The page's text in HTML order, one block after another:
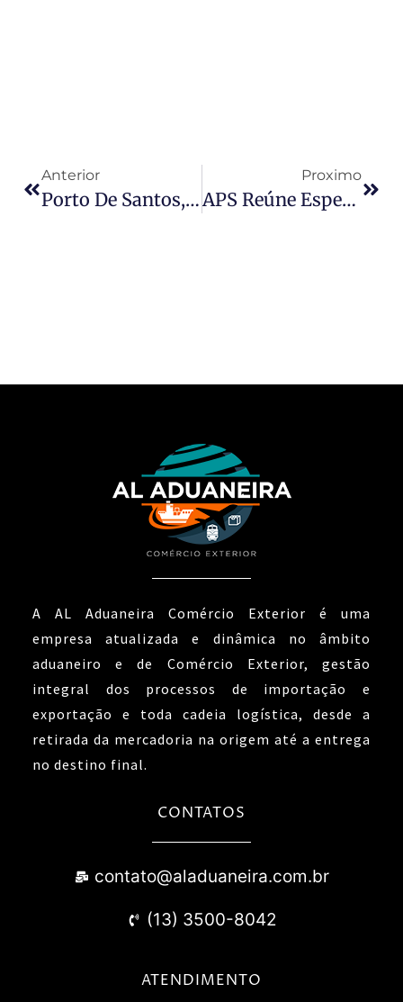
Anterior
Porto De Santos, SP, Adere A Pacto De Sustentabilidade Do Ministério De Portos E Aeroportos
Proximo
APS Reúne Especialistas Europeus E Lança Programa Inovador Nos Portos De Santos E Itajaí
A AL Aduaneira Comércio Exterior é uma
empresa atualizada e dinâmica no âmbito
aduaneiro e de Comércio Exterior, gestão
integral dos processos de importação e
exportação e toda cadeia logística, desde a
retirada da mercadoria na origem até a entrega
no destino final.
CONTATOS
contato@aladuaneira.com.br
(13) 3500-8042
ATENDIMENTO